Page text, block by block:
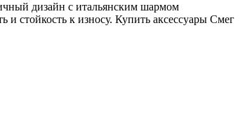
дизайн с итальянским шармом
и стойкость к износу. Купить аксессуары Смег